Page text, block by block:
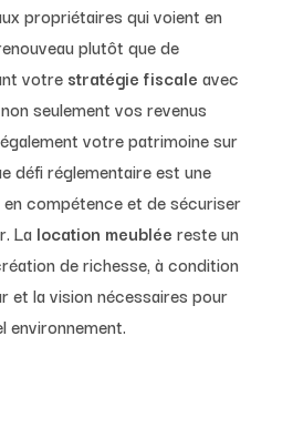
propriétaires qui voient en
plutôt que de
votre stratégie fiscale avec
seulement vos revenus
votre patrimoine sur
défi réglementaire est une
compétence et de sécuriser
La location meublée reste un
de richesse, à condition
et la vision nécessaires pour
environnement.